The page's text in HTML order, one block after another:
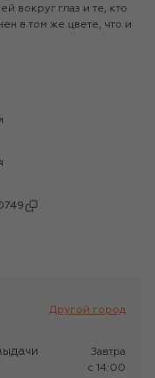
вокруг глаз и те, кто
в том же цвете, что и
Другой город
Завтра
c 14:00